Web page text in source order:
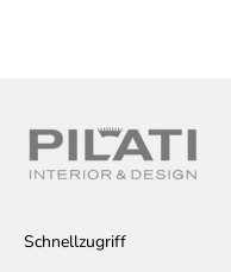
Schnellzugriff